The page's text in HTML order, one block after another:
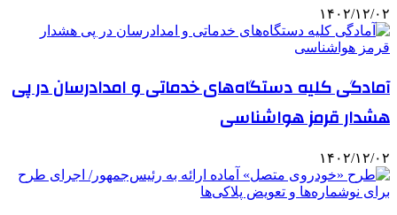
۱۴۰۲/۱۲/۰۲
آمادگی کلیه دستگاه‌های خدماتی و امدادرسان در پی
هشدار قرمز هواشناسی
۱۴۰۲/۱۲/۰۲